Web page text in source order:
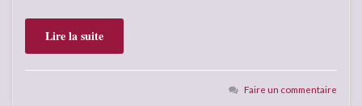
Lire la suite
Faire un commentaire